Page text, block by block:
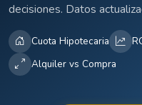
decisiones. Datos
Cuota Hipotecaria
Alquiler vs Compra